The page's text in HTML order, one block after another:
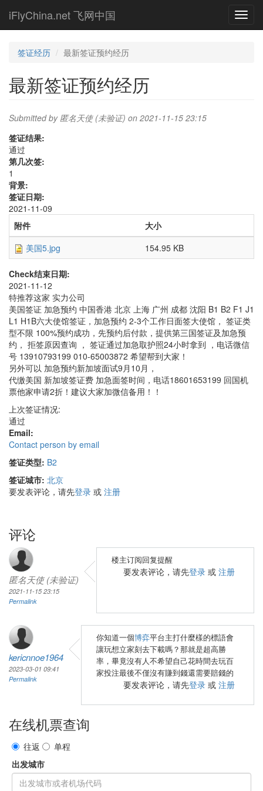
main
iFlyChina.net 飞网中国
签证经历 最新签证预约经历
最新签证预约经历
Submitted by 匿名天使 (未验证) on 2021-11-15 23:15
签证结果:
通过
第几次签:
1
背景:
签证日期:
2021-11-09
附件
大小
美国5.jpg
154.95 KB
Check结束日期:
2021-11-12
特推荐这家 实力公司
美国签证 加急预约 中国香港 北京 上海 广州 成都 沈阳 B1 B2 F1 J1
L1 H1B六大使馆签证，加急预约 2-3个工作日面签大使馆， 签证类
型不限 100%预约成功，先预约后付款，提供第三国签证及加急预
约， 拒签原因查询 ， 签证通过加急取护照24小时拿到 ，电话微信
号 13910793199 010-65003872 希望帮到大家！
另外可以 加急预约新加坡面试9月10月，
代缴美国 新加坡签证费 加急面签时间，电话18601653199 回国机
票他家申请2折！建议大家加微信备用！！
上次签证情况:
通过
Email:
Contact person by email
签证类型: B2
签证城市: 北京
要发表评论，请先登录 或 注册
评论
匿名天使 (未验证)
2021-11-15 23:15
Permalink
楼主订阅回复提醒
要发表评论，请先登录 或 注册
kericnnoe1964
2023-03-01 09:41
Permalink
你知道一個博弈平台主打什麼樣的標語會
讓玩想立家刻去下載嗎？那就是超高勝
率，畢竟沒有人不希望自己花時間去玩百
家投注最後不僅沒有賺到錢還需要賠錢的
要发表评论，请先登录 或 注册
在线机票查询
往返
单程
出发城市